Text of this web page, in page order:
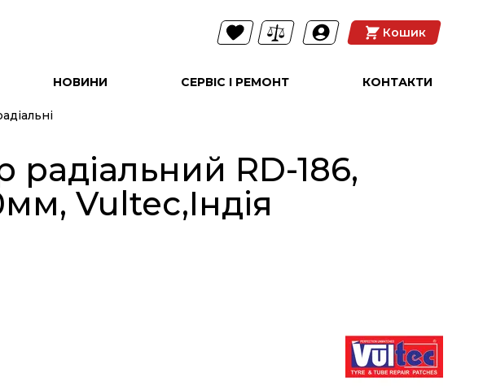
Кошик
НОВИНИ СЕРВІС І РЕМОНТ КОНТАКТИ
радіальний RD-186,
Vultec,Індія